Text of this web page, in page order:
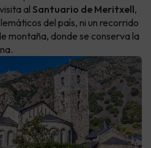
al Santuario de Meritxell,
del país, ni un recorrido
montaña, donde se conserva la